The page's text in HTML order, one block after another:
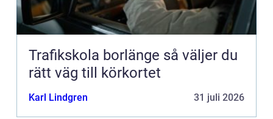
Trafikskola borlänge så väljer du
rätt väg till körkortet
Karl Lindgren 31 juli 2026